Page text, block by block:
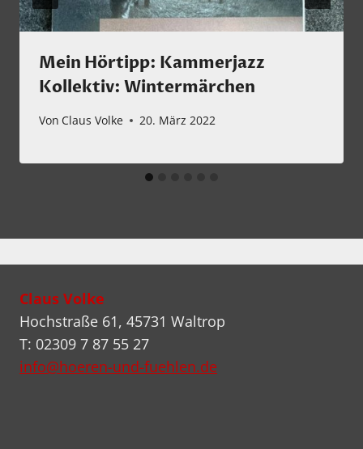
Mein Hörtipp: Kammerjazz
Kollektiv: Wintermärchen
Von Claus Volke 20. März 2022
Claus Volke
Hochstraße 61, 45731 Waltrop
T: 02309 7 87 55 27
info@hoeren-und-fuehlen.de